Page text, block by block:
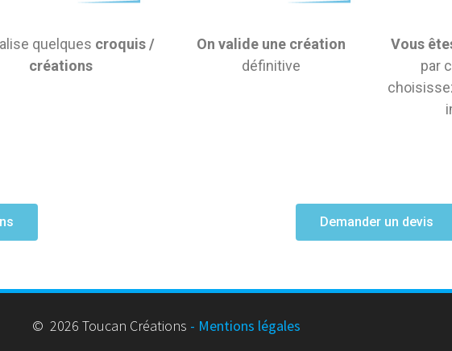
quelques croquis /
créations
On valide une création
définitive
Vous
par
Demander un devis
© 2026 Toucan Créations - Mentions légales